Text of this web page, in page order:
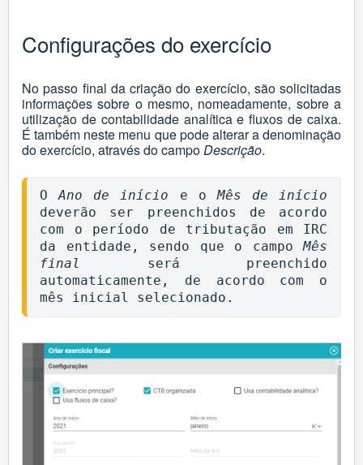
Configurações do exercício
No passo final da criação do exercício, são solicitadas
informações sobre o mesmo, nomeadamente, sobre a
utilização de contabilidade analítica e fluxos de caixa.
É também neste menu que pode alterar a denominação
do exercício, através do campoDescrição.
O Ano de início e o Mês de início
deverão ser preenchidos de acordo
com o período de tributação em IRC
da entidade, sendo que o campo Mês
final será preenchido
automaticamente, de acordo com o
mês inicial selecionado.